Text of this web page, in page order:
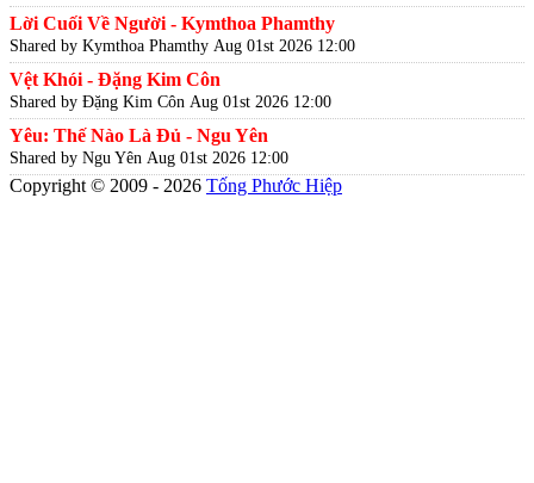
Lời Cuối Về Người - Kymthoa Phamthy
Shared by Kymthoa Phamthy Aug 01st 2026 12:00
Vệt Khói - Đặng Kim Côn
Shared by Đặng Kim Côn Aug 01st 2026 12:00
Yêu: Thế Nào Là Đủ - Ngu Yên
Shared by Ngu Yên Aug 01st 2026 12:00
Copyright © 2009 - 2026 Tống Phước Hiệp